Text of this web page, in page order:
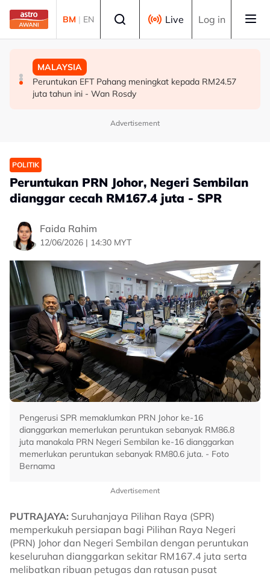
Skip to main content
BM | EN Live Log in
MALAYSIA
Renjatan elektrik: Bedah siasat tiga anggota polis
selesai
MALAYSIA
Budi Madani Diesel perkukuh penguatkuasaan, kekang
penyelewengan
MALAYSIA
Peruntukan EFT Pahang meningkat kepada RM24.57
juta tahun ini - Wan Rosdy
Advertisement
POLITIK
Peruntukan PRN Johor, Negeri Sembilan
dianggar cecah RM167.4 juta - SPR
Faida Rahim
12/06/2026 | 14:30 MYT
Pengerusi SPR memaklumkan PRN Johor ke-16
dianggarkan memerlukan peruntukan sebanyak RM86.8
juta manakala PRN Negeri Sembilan ke-16 dianggarkan
memerlukan peruntukan sebanyak RM80.6 juta. - Foto
Bernama
Advertisement
PUTRAJAYA: Suruhanjaya Pilihan Raya (SPR)
memperkukuh persiapan bagi Pilihan Raya Negeri
(PRN) Johor dan Negeri Sembilan dengan peruntukan
keseluruhan dianggarkan sekitar RM167.4 juta serta
melibatkan ribuan petugas dan ratusan pusat